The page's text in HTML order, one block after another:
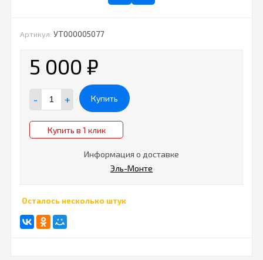
Артикул: УТ000005077
5 000 ₽
- + Купить
Купить в 1 клик
Информация о доставке
Эль-Монте
Осталось несколько штук